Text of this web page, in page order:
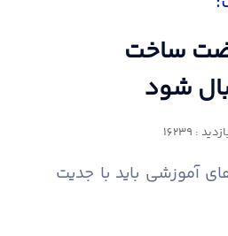
ساخت
شود
: 16239
آموزشی باید با جدیت